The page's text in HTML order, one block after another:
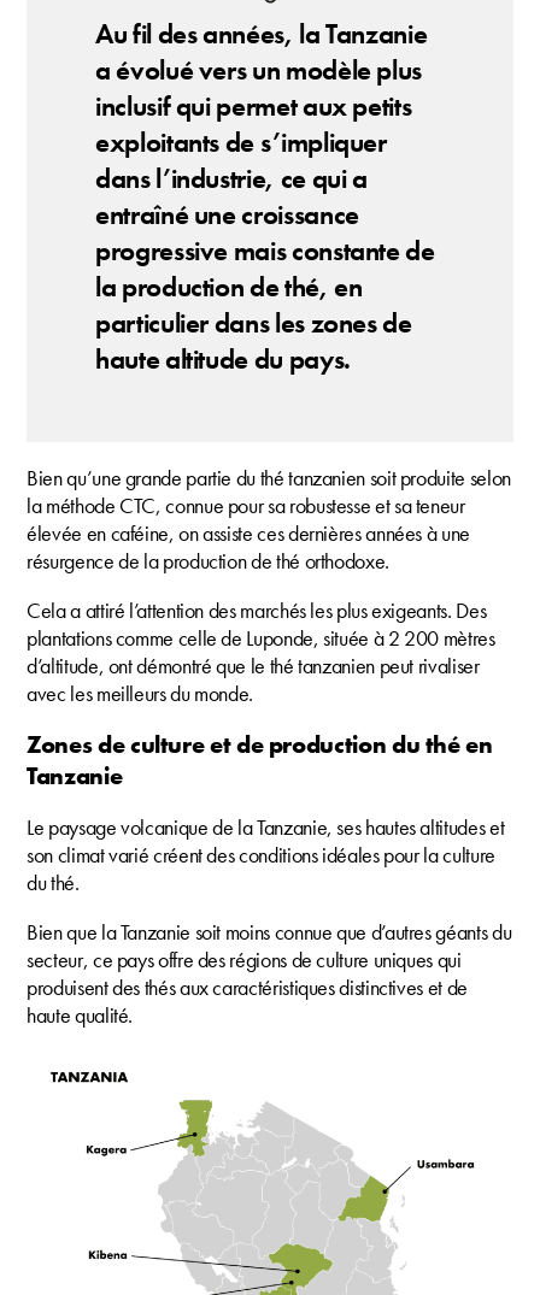
Au fil des années, la Tanzanie
a évolué vers un modèle plus
inclusif qui permet aux petits
exploitants de s’impliquer
dans l’industrie, ce qui a
entraîné une croissance
progressive mais constante de
la production de thé, en
particulier dans les zones de
haute altitude du pays.
Bien qu’une grande partie du thé tanzanien soit produite selon
la méthode CTC, connue pour sa robustesse et sa teneur
élevée en caféine, on assiste ces dernières années à une
résurgence de la production de thé orthodoxe.
Cela a attiré l’attention des marchés les plus exigeants. Des
plantations comme celle de Luponde, située à 2 200 mètres
d’altitude, ont démontré que le thé tanzanien peut rivaliser
avec les meilleurs du monde.
Zones de culture et de production du thé en
Tanzanie
Le paysage volcanique de la Tanzanie, ses hautes altitudes et
son climat varié créent des conditions idéales pour la culture
du thé.
Bien que la Tanzanie soit moins connue que d’autres géants du
secteur, ce pays offre des régions de culture uniques qui
produisent des thés aux caractéristiques distinctives et de
haute qualité.